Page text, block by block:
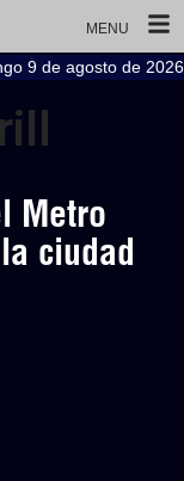
MENU
9 de agosto de 2026
Metro
ciudad